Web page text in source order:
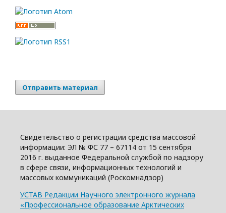
Отправить материал
Свидетельство о регистрации средства массовой
информации: ЭЛ № ФС 77 – 67114 от 15 сентября
2016 г. выданное Федеральной службой по надзору
в сфере связи, информационных технологий и
массовых коммуникаций (Роскомнадзор)
УСТАВ Редакции Научного электронного журнала
«Профессиональное образование Арктических